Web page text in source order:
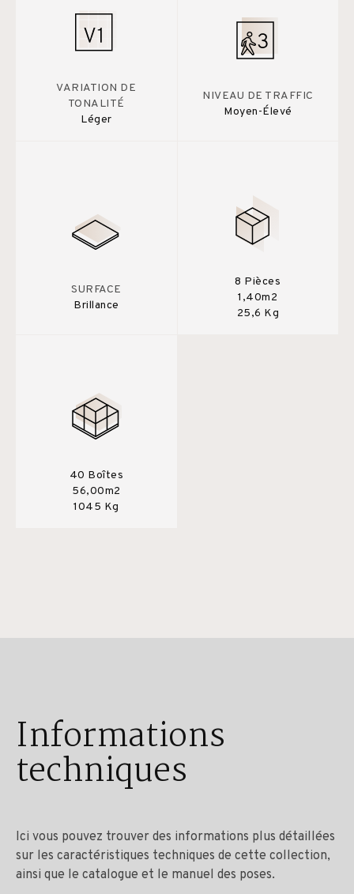
VARIATION DE
TONALITÉ
Léger
NIVEAU DE TRAFFIC
Moyen-Élevé
SURFACE
Brillance
8 Pièces
1,40m2
25,6 Kg
40 Boîtes
56,00m2
1045 Kg
Informations
techniques
Ici vous pouvez trouver des informations plus détaillées
sur les caractéristiques techniques de cette collection,
ainsi que le catalogue et le manuel des poses.